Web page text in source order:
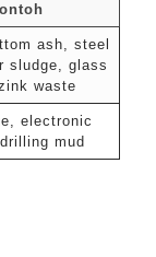
ash, steel
sludge, glass
waste
electronic
mud